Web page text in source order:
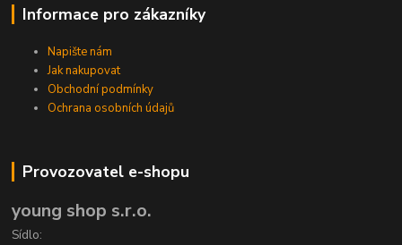
Informace pro zákazníky
Napište nám
Jak nakupovat
Obchodní podmínky
Ochrana osobních údajů
Provozovatel e-shopu
young shop s.r.o.
Sídlo: